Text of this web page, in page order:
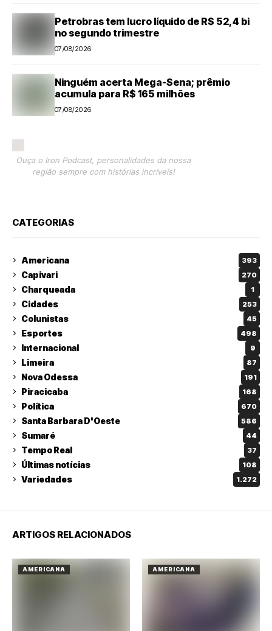
Petrobras tem lucro líquido de R$ 52,4 bi
no segundo trimestre
07/08/2026
Ninguém acerta Mega-Sena; prêmio
acumula para R$ 165 milhões
07/08/2026
Ouça o Iron Podcast, personalidades da nossa
região sempre com histórias incríveis!
CATEGORIAS
Americana 393
Capivari 270
Charqueada 1
Cidades 253
Colunistas 45
Esportes 498
Internacional 9
Limeira 87
Nova Odessa 191
Piracicaba 168
Política 670
Santa Barbara D'Oeste 586
Sumaré 44
Tempo Real 37
Últimas notícias 108
Variedades 1.272
ARTIGOS RELACIONADOS
AMERICANA AMERICANA